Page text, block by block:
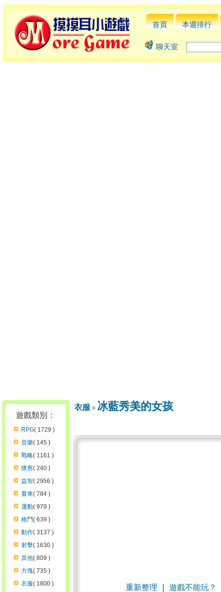
首頁 本週排行
聊天室
遊戲類別：
RPG( 1729 )
音樂( 145 )
戰略( 1161 )
懷舊( 240 )
益智( 2956 )
賽車( 784 )
運動( 979 )
格鬥( 639 )
動作( 3137 )
射擊( 1630 )
其他( 809 )
方塊( 735 )
衣服( 1800 )
衣服 冰藍秀美的女孩
重新整理 遊戲不能玩？